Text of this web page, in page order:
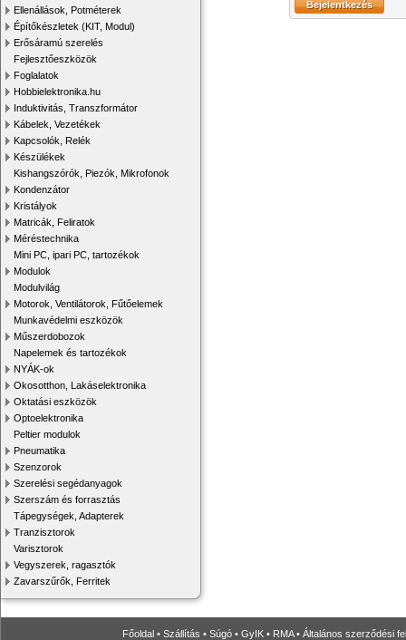
Ellenállások, Potméterek
Építőkészletek (KIT, Modul)
Erősáramú szerelés
Fejlesztőeszközök
Foglalatok
Hobbielektronika.hu
Induktivitás, Transzformátor
Kábelek, Vezetékek
Kapcsolók, Relék
Készülékek
Kishangszórók, Piezók, Mikrofonok
Kondenzátor
Kristályok
Matricák, Feliratok
Méréstechnika
Mini PC, ipari PC, tartozékok
Modulok
Modulvilág
Motorok, Ventilátorok, Fűtőelemek
Munkavédelmi eszközök
Műszerdobozok
Napelemek és tartozékok
NYÁK-ok
Okosotthon, Lakáselektronika
Oktatási eszközök
Optoelektronika
Peltier modulok
Pneumatika
Szenzorok
Szerelési segédanyagok
Szerszám és forrasztás
Tápegységek, Adapterek
Tranzisztorok
Varisztorok
Vegyszerek, ragasztók
Zavarszűrők, Ferritek
Főoldal • Szállítás • Súgó • GyIK • RMA• Általános szerződési